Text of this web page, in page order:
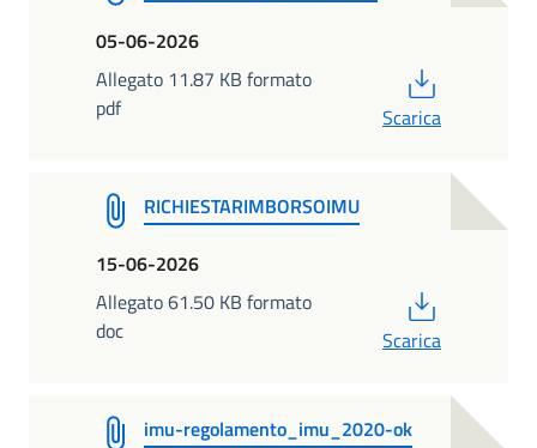
05-06-2026
Allegato 11.87 KB formato
pdf
Scarica
RICHIESTARIMBORSOIMU
15-06-2026
Allegato 61.50 KB formato
doc
Scarica
imu-regolamento_imu_2020-ok